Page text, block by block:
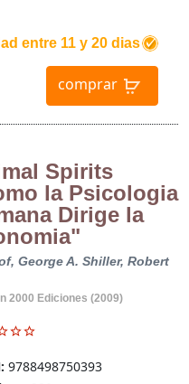
entre 11 y 20 dias
comprar
Spirits
la Psicologia
Dirige la
George A. Shiller, Robert
2000 Ediciones (2009)
9788498750393